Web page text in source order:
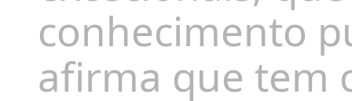
conhecimento
afirma que tem